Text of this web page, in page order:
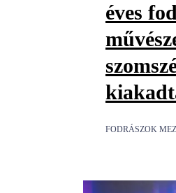
éves
FODRÁSZOK